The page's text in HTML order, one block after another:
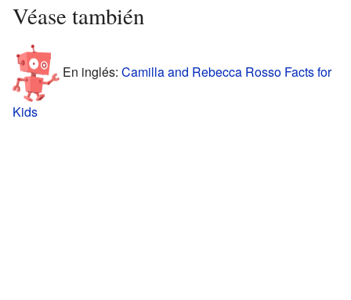
Véase también
En inglés: Camilla and Rebecca Rosso Facts for
Kids